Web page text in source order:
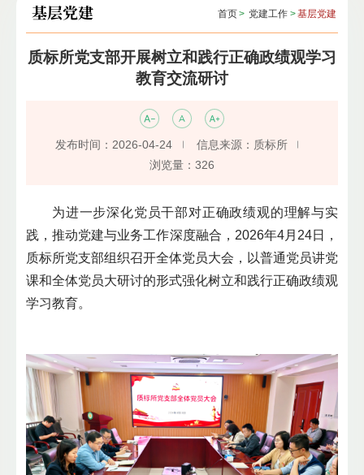
首页> 党建工作 >基层党建
基层党建
质标所党支部开展树立和践行正确政绩观学习
教育交流研讨
发布时间：2026-04-24
信息来源：质标所
浏览量： 326
为进一步深化党员干部对正确政绩观的理解与实
践，推动党建与业务工作深度融合，2026年4月24日，
质标所党支部组织召开全体党员大会，以普通党员讲党
课和全体党员大研讨的形式强化树立和践行正确政绩观
学习教育。